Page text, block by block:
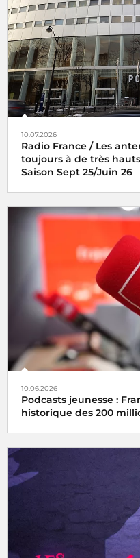
10.07.2026
Radio France / Les
toujours à de très
Saison Sept 25/Juin 26
10.06.2026
Podcasts jeunesse :
historique des 200